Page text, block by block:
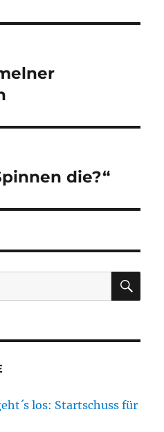
die?“
los: Startschuss für